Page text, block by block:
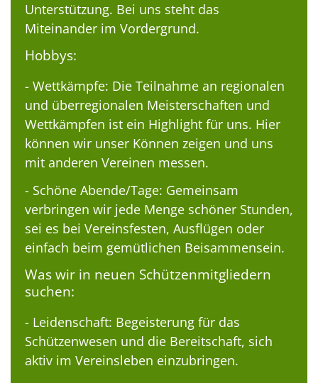
Unterstützung. Bei uns steht das
Miteinander im Vordergrund.
Hobbys:
- Wettkämpfe: Die Teilnahme an regionalen
und überregionalen Meisterschaften und
Wettkämpfen ist ein Highlight für uns. Hier
können wir unser Können zeigen und uns
mit anderen Vereinen messen.
- Schöne Abende/Tage: Gemeinsam
verbringen wir jede Menge schöner Stunden,
sei es bei Vereinsfesten, Ausflügen oder
einfach beim gemütlichen Beisammensein.
Was wir in neuen Schützenmitgliedern
suchen:
- Leidenschaft: Begeisterung für das
Schützenwesen und die Bereitschaft, sich
aktiv im Vereinsleben einzubringen.